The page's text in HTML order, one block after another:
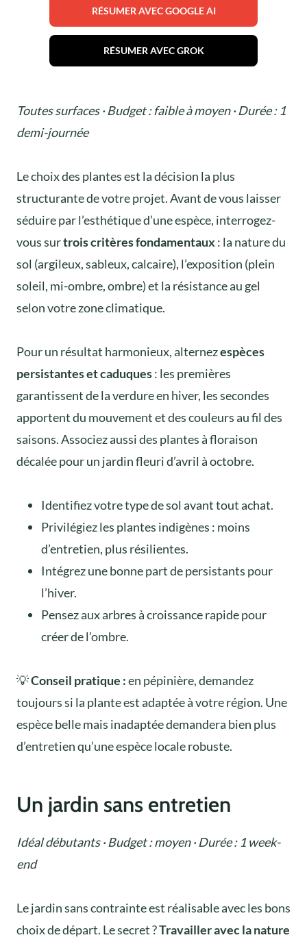
RÉSUMER AVEC GOOGLE AI
RÉSUMER AVEC GROK
Toutes surfaces · Budget : faible à moyen · Durée : 1
demi-journée
Le choix des plantes est la décision la plus
structurante de votre projet. Avant de vous laisser
séduire par l’esthétique d’une espèce, interrogez-
vous surtrois critères fondamentaux : la nature du
sol (argileux, sableux, calcaire), l’exposition (plein
soleil, mi-ombre, ombre) et la résistance au gel
selon votre zone climatique.
Pour un résultat harmonieux, alternezespèces
persistantes et caduques: les premières
garantissent de la verdure en hiver, les secondes
apportent du mouvement et des couleurs au fil des
saisons. Associez aussi des plantes à floraison
décalée pour un jardin fleuri d’avril à octobre.
Identifiez votre type de sol avant tout achat.
Privilégiez les plantes indigènes : moins
d’entretien, plus résilientes.
Intégrez une bonne part de persistants pour
l’hiver.
Pensez aux arbres à croissance rapide pour
créer de l’ombre.
💡Conseil pratique :en pépinière, demandez
toujours si la plante est adaptée à votre région. Une
espèce belle mais inadaptée demandera bien plus
d’entretien qu’une espèce locale robuste.
Un jardin sans entretien
Idéal débutants · Budget : moyen · Durée : 1 week-
end
Le jardin sans contrainte est réalisable avec les bons
choix de départ. Le secret ?Travailler avec la nature